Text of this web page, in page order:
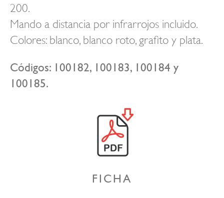
200.
Mando a distancia por infrarrojos incluido.
Colores: blanco, blanco roto, grafito y plata.
Códigos: 100182, 100183, 100184 y
100185.
FICHA